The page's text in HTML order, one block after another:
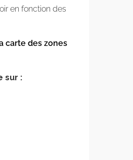
en fonction des
carte des zones
sur :